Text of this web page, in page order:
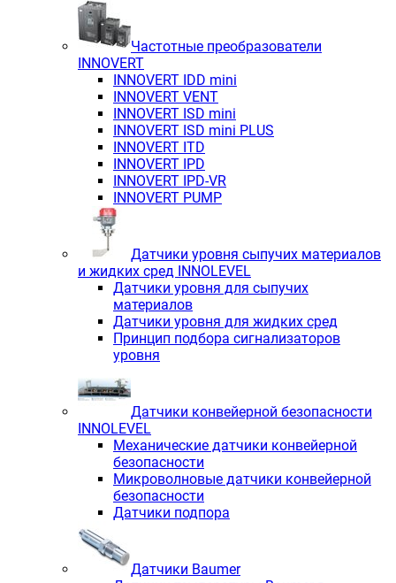
Частотные преобразователи
INNOVERT
INNOVERT IDD mini
INNOVERT VENT
INNOVERT ISD mini
INNOVERT ISD mini PLUS
INNOVERT ITD
INNOVERT IРD
INNOVERT IРD-VR
INNOVERT PUMP
Датчики уровня сыпучих материалов
и жидких сред INNOLEVEL
Датчики уровня для сыпучих
материалов
Датчики уровня для жидких сред
Принцип подбора сигнализаторов
уровня
Датчики конвейерной безопасности
INNOLEVEL
Механические датчики конвейерной
безопасности
Микроволновые датчики конвейерной
безопасности
Датчики подпора
Датчики Baumer